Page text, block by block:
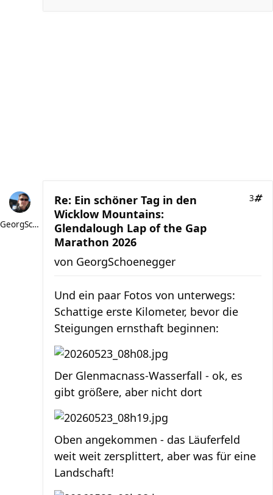
GeorgSchoenegger
Re: Ein schöner Tag in den
Wicklow Mountains:
Glendalough Lap of the Gap
Marathon 2026
3
von GeorgSchoenegger
Und ein paar Fotos von unterwegs:
Schattige erste Kilometer, bevor die
Steigungen ernsthaft beginnen:
Der Glenmacnass-Wasserfall - ok, es
gibt größere, aber nicht dort
Oben angekommen - das Läuferfeld
weit weit zersplittert, aber was für eine
Landschaft!